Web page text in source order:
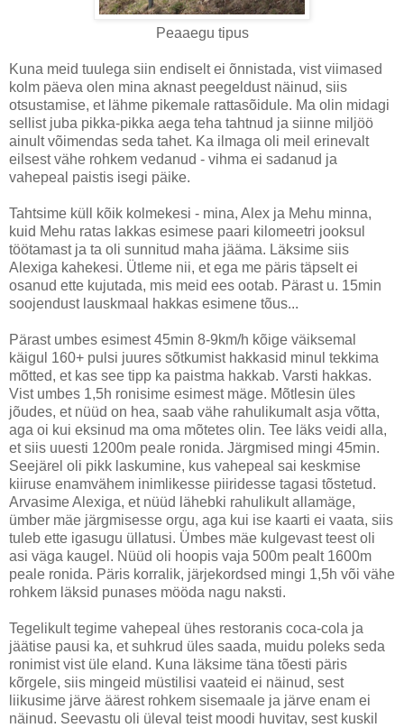
Peaaegu tipus
Kuna meid tuulega siin endiselt ei õnnistada, vist viimased
kolm päeva olen mina aknast peegeldust näinud, siis
otsustamise, et lähme pikemale rattasõidule. Ma olin midagi
sellist juba pikka-pikka aega teha tahtnud ja siinne miljöö
ainult võimendas seda tahet. Ka ilmaga oli meil erinevalt
eilsest vähe rohkem vedanud - vihma ei sadanud ja
vahepeal paistis isegi päike.
Tahtsime küll kõik kolmekesi - mina, Alex ja Mehu minna,
kuid Mehu ratas lakkas esimese paari kilomeetri jooksul
töötamast ja ta oli sunnitud maha jääma. Läksime siis
Alexiga kahekesi. Ütleme nii, et ega me päris täpselt ei
osanud ette kujutada, mis meid ees ootab. Pärast u. 15min
soojendust lauskmaal hakkas esimene tõus...
Pärast umbes esimest 45min 8-9km/h kõige väiksemal
käigul 160+ pulsi juures sõtkumist hakkasid minul tekkima
mõtted, et kas see tipp ka paistma hakkab. Varsti hakkas.
Vist umbes 1,5h ronisime esimest mäge. Mõtlesin üles
jõudes, et nüüd on hea, saab vähe rahulikumalt asja võtta,
aga oi kui eksinud ma oma mõtetes olin. Tee läks veidi alla,
et siis uuesti 1200m peale ronida. Järgmised mingi 45min.
Seejärel oli pikk laskumine, kus vahepeal sai keskmise
kiiruse enamvähem inimlikesse piiridesse tagasi tõstetud.
Arvasime Alexiga, et nüüd lähebki rahulikult allamäge,
ümber mäe järgmisesse orgu, aga kui ise kaarti ei vaata, siis
tuleb ette igasugu üllatusi. Ümbes mäe kulgevast teest oli
asi väga kaugel. Nüüd oli hoopis vaja 500m pealt 1600m
peale ronida. Päris korralik, järjekordsed mingi 1,5h või vähe
rohkem läksid punases mööda nagu naksti.
Tegelikult tegime vahepeal ühes restoranis coca-cola ja
jäätise pausi ka, et suhkrud üles saada, muidu poleks seda
ronimist vist üle eland. Kuna läksime täna tõesti päris
kõrgele, siis mingeid müstilisi vaateid ei näinud, sest
liikusime järve äärest rohkem sisemaale ja järve enam ei
näinud. Seevastu oli üleval teist moodi huvitav, sest kuskil